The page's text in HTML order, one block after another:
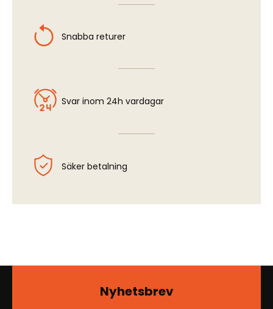
Snabba returer
Svar inom 24h vardagar
Säker betalning
Nyhetsbrev